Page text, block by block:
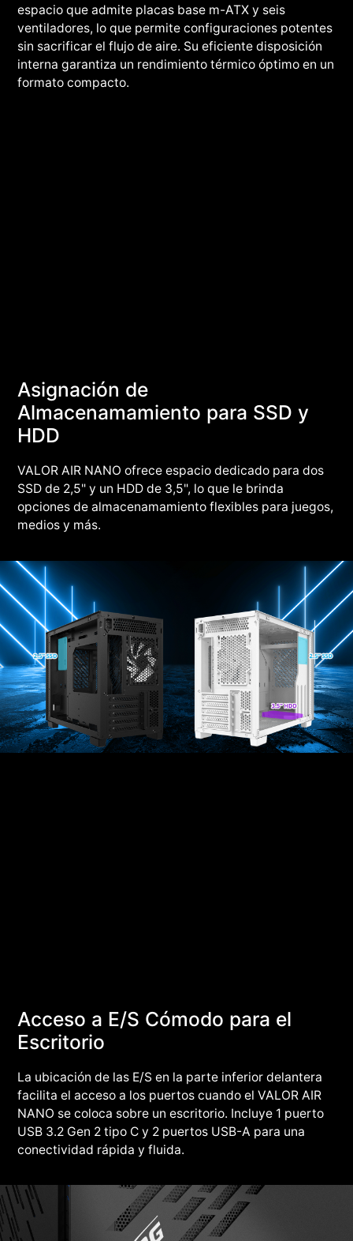
espacio que admite placas base m-ATX y seis
ventiladores, lo que permite configuraciones potentes
sin sacrificar el flujo de aire. Su eficiente disposición
interna garantiza un rendimiento térmico óptimo en un
formato compacto.
Asignación de
Almacenamamiento para SSD y
HDD
VALOR AIR NANO ofrece espacio dedicado para dos
SSD de 2,5" y un HDD de 3,5", lo que le brinda
opciones de almacenamamiento flexibles para juegos,
medios y más.
Acceso a E/S Cómodo para el
Escritorio
La ubicación de las E/S en la parte inferior delantera
facilita el acceso a los puertos cuando el VALOR AIR
NANO se coloca sobre un escritorio. Incluye 1 puerto
USB 3.2 Gen 2 tipo C y 2 puertos USB-A para una
conectividad rápida y fluida.